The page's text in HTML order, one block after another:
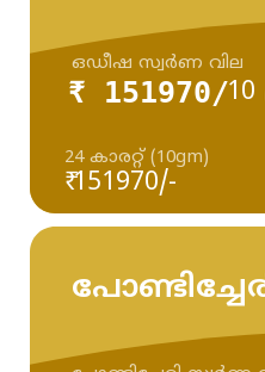
₹ 151970/10
₹ 151970/-
24 കാരറ്റ് (10gm)
ഒഡീഷ സ്വർണ വില